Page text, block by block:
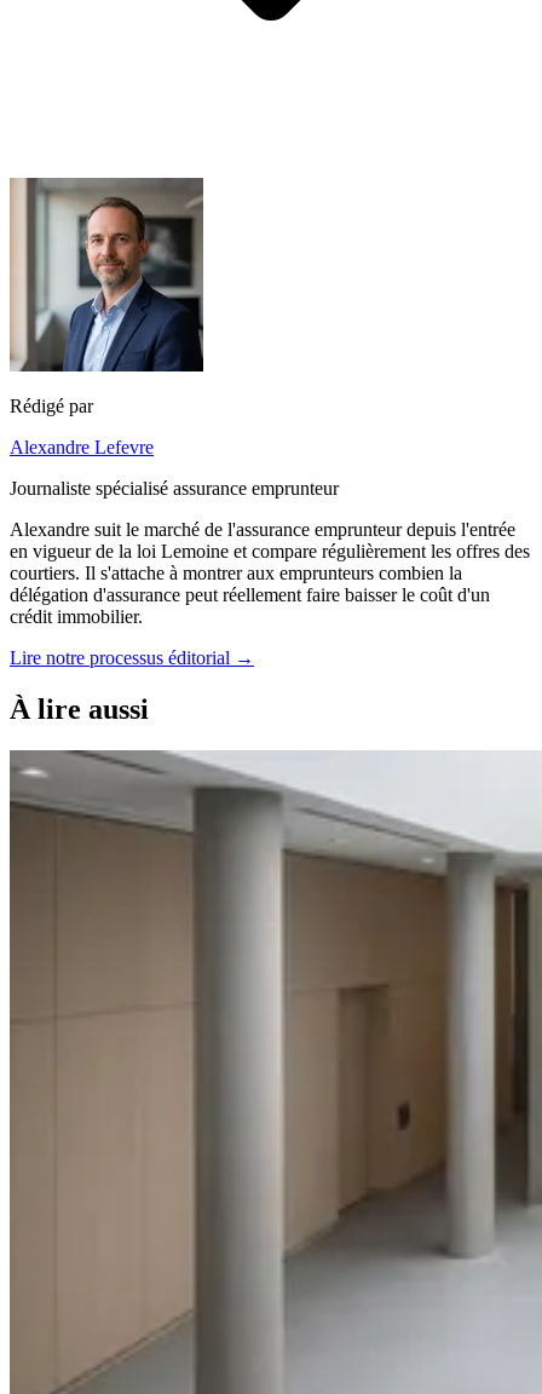
Rédigé par
Alexandre Lefevre
Journaliste spécialisé assurance emprunteur
Alexandre suit le marché de l'assurance emprunteur depuis l'entrée
en vigueur de la loi Lemoine et compare régulièrement les offres des
courtiers. Il s'attache à montrer aux emprunteurs combien la
délégation d'assurance peut réellement faire baisser le coût d'un
crédit immobilier.
Lire notre processus éditorial →
À lire aussi